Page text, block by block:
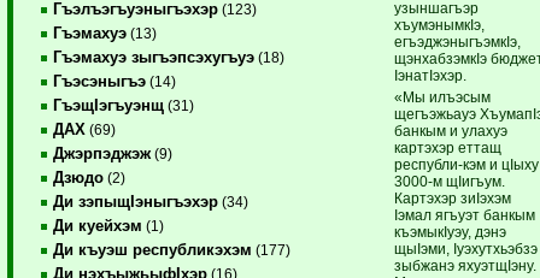
Гъэлъэгъуэныгъэхэр (123)
Гъэмахуэ (13)
Гъэмахуэ зыгъэпсэхугъуэ (18)
Гъэсэныгъэ (14)
ГъэщIэгъуэнщ (31)
ДАХ (69)
Джэрпэджэж (9)
Дзюдо (2)
Ди зэпыщIэныгъэхэр (34)
Ди куейхэм (1)
Ди къуэш республикэхэм (177)
Ди нэхъыжьыфIхэр (16)
узыншагъэр
хъумэнымкIэ,
егъэджэныгъэмкIэ,
щэнхабзэмкIэ
IэнатIэхэр.
«Мы илъэсым
щегъэжьауэ
банкым и улахуэ
картэхэр еттащ
республи-кэм и цIыху
3000-м щIигъум.
Картэхэр зиIэхэм
Iэмал ягъуэт банкым
къэмыкIуэу, дэнэ
щыIэми, Iуэхутхьэбзэ
зыбжанэ яхуэтщIэну.